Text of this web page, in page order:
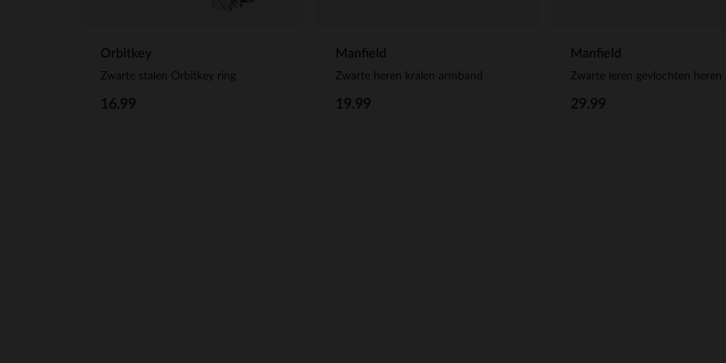
Orbitkey
Zwarte stalen Orbitkey ring
16.99
Manfield
Zwarte heren kralen armband
19.99
Manfield
29.99